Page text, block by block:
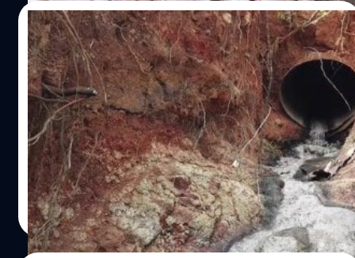
26/11/2021
นักปีนเขาฮาวายพบ ‘ลำธารเบียร์’ ไหลกลาง
หุบเขา แถมยังตรวจพบแอลกอฮอล์อีกต่าง
หาก!
เมื่อวันที่ 11 พฤศจิกายนที่ผ่านมา เว็บไซต์ 'Hawaii News
Now' สำนักข่าวท้องถิ่นของรัฐฮาวาย สหรัฐอเมริกา ได้รายงาน
ว่า มีชายนักปีนเขาคนหนึ่งได้เดินขึ้นภูเขาบนเกาะแห่งหนึ่งของ
เกาะฮาวายเมื่อเดือนตุลาคมที่ผ่านมา และได้พบกับลำธารแห่ง
หนึ่งที่มีลักษณะแปลกคือ มีกลิ่นคล้ายแอลกอฮอล์หรือเบียร์
โดยภายหลังได้มีการนำตัวอย่างน้ำจากลำธารความยาว 120
ฟุตนี้ไปตรวจหาค่าแอลกอฮอล์ และพบว่า น้ำในลำธารนั้นมี
แอลกอฮอล์เจือปนอยู่ 1.2 เปอร์เซ็นต์
ประภาส อยู่เย็น| 1715 days ago
Read More